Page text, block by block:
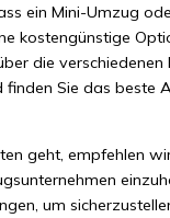
ein Mini-Umzug
kostengünstige
die verschiedenen
Sie das beste
geht, empfehlen
um